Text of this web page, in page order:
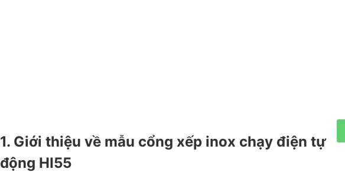
1. Giới thiệu về mẫu cổng xếp inox chạy điện tự
động HI55